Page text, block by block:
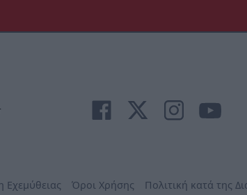
Εχεμύθειας Όροι Χρήσης Πολιτική κατά της